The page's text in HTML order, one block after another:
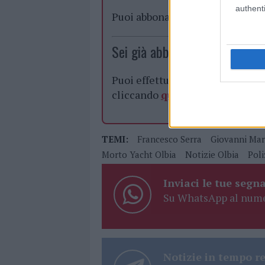
Puoi abbonarti a
Sei già abbonato?
Puoi effettuare l'accesso
cliccando qui
TEMI: Francesco Serra Giovanni
Morto Yacht Olbia
Notizie Olbia
Inviaci le tue
Su WhatsApp al
Notizie in tempo